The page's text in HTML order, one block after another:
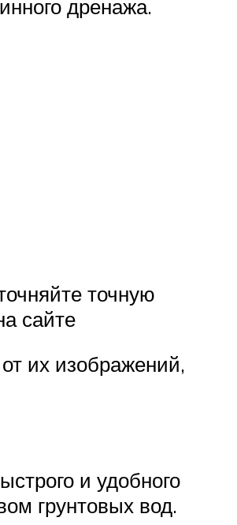
дренажа.
точную
сайте
их изображений,
и удобного
грунтовых вод.